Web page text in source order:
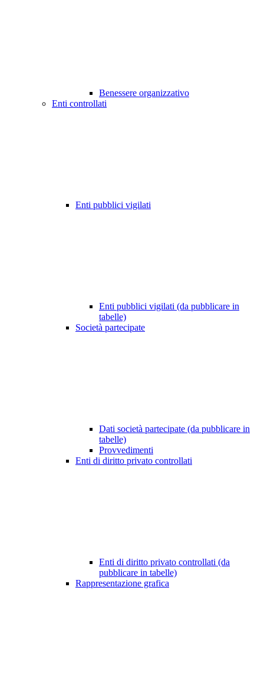
Benessere organizzativo
Enti controllati
Enti pubblici vigilati
Enti pubblici vigilati (da pubblicare in
tabelle)
Società partecipate
Dati società partecipate (da pubblicare in
tabelle)
Provvedimenti
Enti di diritto privato controllati
Enti di diritto privato controllati (da
pubblicare in tabelle)
Rappresentazione grafica